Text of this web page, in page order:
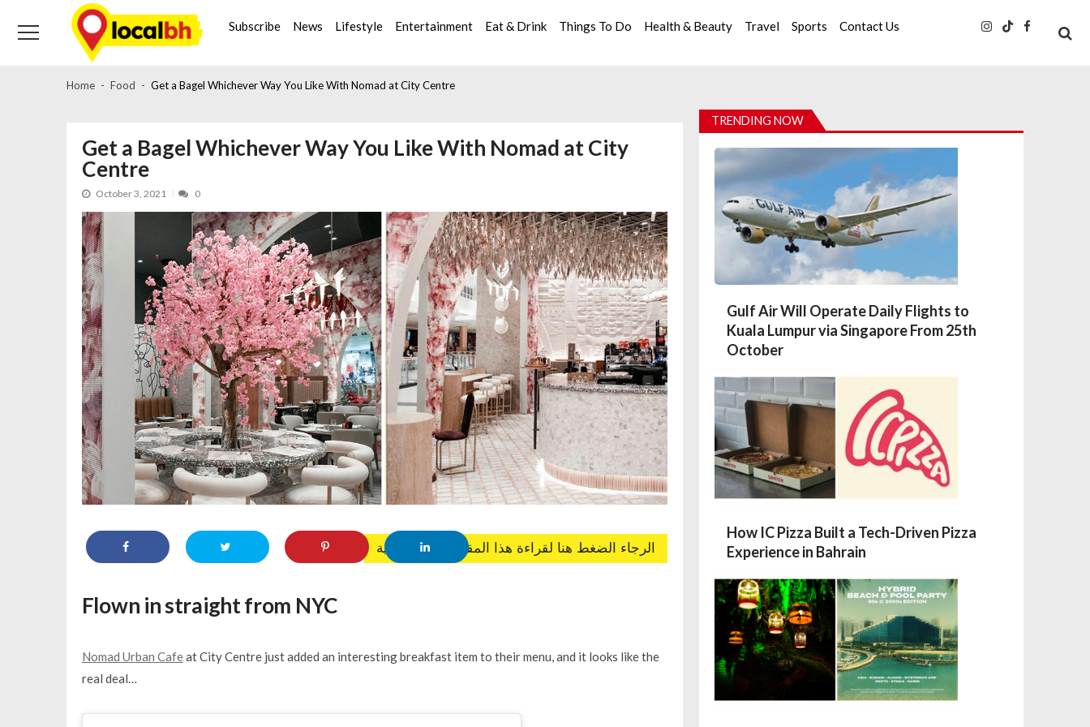
navigation
content
Subscribe News Lifestyle Entertainment Eat & Drink Things To Do Health & Beauty Travel Sports Contact Us
Home Food Get a Bagel Whichever Way You Like With Nomad at City Centre
Get a Bagel Whichever Way You Like With Nomad at City
Centre
October 3, 2021 0
الرجاء الضغط هنا لقراءة هذا المقال باللغة العربية
Flown in straight from NYC
Nomad Urban Cafeat City Centre just added an interesting breakfast item to their menu, and it looks like the
real deal…
TRENDING NOW
Gulf Air Will Operate Daily Flights to
Kuala Lumpur via Singapore From 25th
October
How IC Pizza Built a Tech-Driven Pizza
Experience in Bahrain